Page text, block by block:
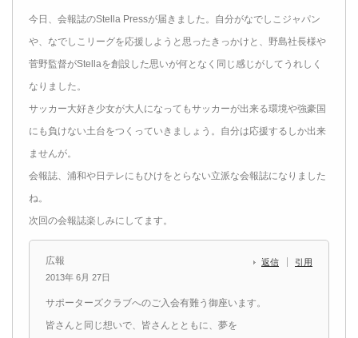
今日、会報誌のStella Pressが届きました。自分がなでしこジャパン
や、なでしこリーグを応援しようと思ったきっかけと、野島社長様や
菅野監督がStellaを創設した思いが何となく同じ感じがしてうれしく
なりました。
サッカー大好き少女が大人になってもサッカーが出来る環境や強豪国
にも負けない土台をつくっていきましょう。自分は応援するしか出来
ませんが。
会報誌、浦和や日テレにもひけをとらない立派な会報誌になりました
ね。
次回の会報誌楽しみにしてます。
広報
2013年 6月 27日
返信 引用
サポーターズクラブへのご入会有難う御座います。
皆さんと同じ想いで、皆さんとともに、夢を